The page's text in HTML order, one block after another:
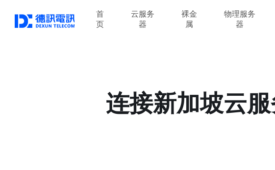
首
页
云服务
器
裸金
属
物理服务
器
连接新加坡云